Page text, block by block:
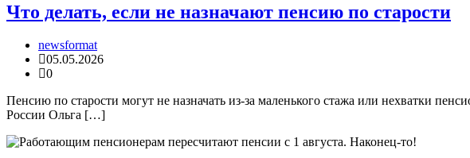
Что делать, если не назначают пенсию по старости
newsformat
05.05.2026
0
Пенсию по старости могут не назначать из-за маленького стажа или нехватки
России Ольга […]